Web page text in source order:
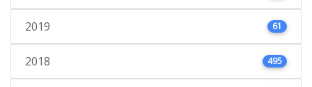
2019 61
2018 495